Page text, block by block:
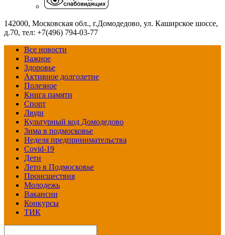
142000, Московская обл., г.Домодедово, ул. Каширское шоссе,
д.70, тел: +7(496) 794-03-77
Все новости
Важное
Здоровье
Активное долголетие
Полезное
Книга памяти
Спорт
Люди
Культурный код Домодедово
Зима в подмосковье
Неделя предпринимательства
Covid-19
Дети
Лето в Подмосковье
Происшествия
Молодежь
Вакансии
Конкурсы
ТИК